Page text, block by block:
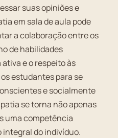
suas opiniões e
em sala de aula pode
a colaboração entre os
de habilidades
e o respeito às
estudantes para se
e socialmente
se torna não apenas
uma competência
integral do indivíduo.